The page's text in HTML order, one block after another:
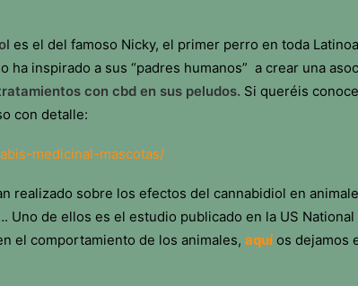
es el del famoso Nicky, el primer perro en toda
ha inspirado a sus “padres humanos” a crear una
con cbd en sus peludos. Si queréis
con detalle:
medicinal-mascotas/
realizado sobre los efectos del cannabidiol en
de ellos es el estudio publicado en la US
el comportamiento de los animales, aquí os dejamos